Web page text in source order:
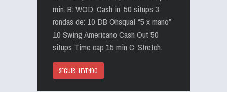
min. B: WOD: Cash in: 50 situps 3
rondas de: 10 DB Ohsquat “5 x mano”
10 Swing Americano Cash Out 50
situps Time cap 15 min C: Stretch.
SEGUIR LEYENDO